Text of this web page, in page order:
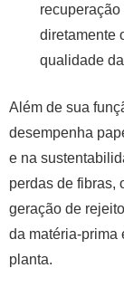
diretamente
qualidade
Além de sua
desempenha
e na
perdas de fibras,
geração de
da matéria-prima
planta.